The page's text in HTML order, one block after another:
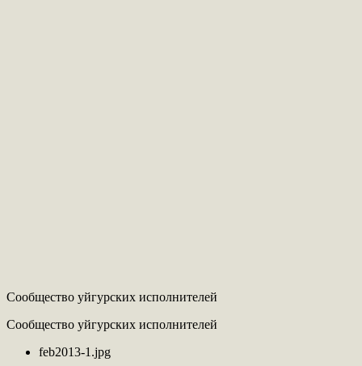
Сообщество уйгурских исполнителей
Сообщество уйгурских исполнителей
feb2013-1.jpg